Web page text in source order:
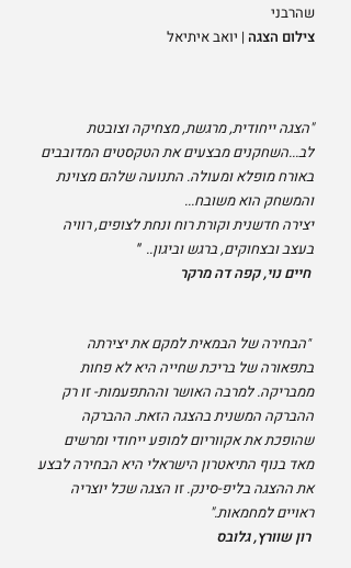
שהרבני
צילום הצגה | יואב איתיאל
"הצגה ייחודית, מרגשת, מצחיקה וצובטת
לב...השחקנים מבצעים את הטקסטים המדובבים
באורח מופלא ומעולה. התנועה שלהם מצוינת
והמשחק הוא משובח...
יצירה חדשנית וקורת רוח ונחת לצופים, רוויה
בעצב ובצחוקים, ברגש וביגון.."
חיים נוי, קפה דה מרקר
"הבחירה של הבמאית למקם את יצירתה
בתפאורה של בריכת שחייה היא לא פחות
ממבריקה. למרבה האושר וההתפעמות- זו רק
ההברקה המשנית בהצגה הזאת. ההברקה
שהופכת את אקווריום למופע ייחודי ומרשים
מאד בנוף התיאטרון הישראלי היא הבחירה לבצע
את ההצגה בליפ-סינק. זו הצגה שכל יוצריה
ראויים למחמאות."
רון שוורץ, גלובס